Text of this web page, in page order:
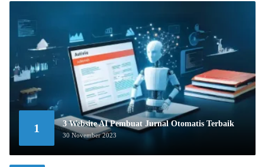
1 3 Website AI Pembuat Jurnal Otomatis Terbaik
30 November 2023